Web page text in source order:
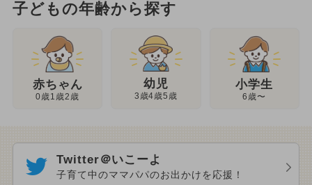
子どもの年齢から探す
赤ちゃん
0歳1歳2歳
幼児
3歳4歳5歳
小学生
6歳〜
Twitter＠いこーよ
子育て中のママパパのお出かけを応援！